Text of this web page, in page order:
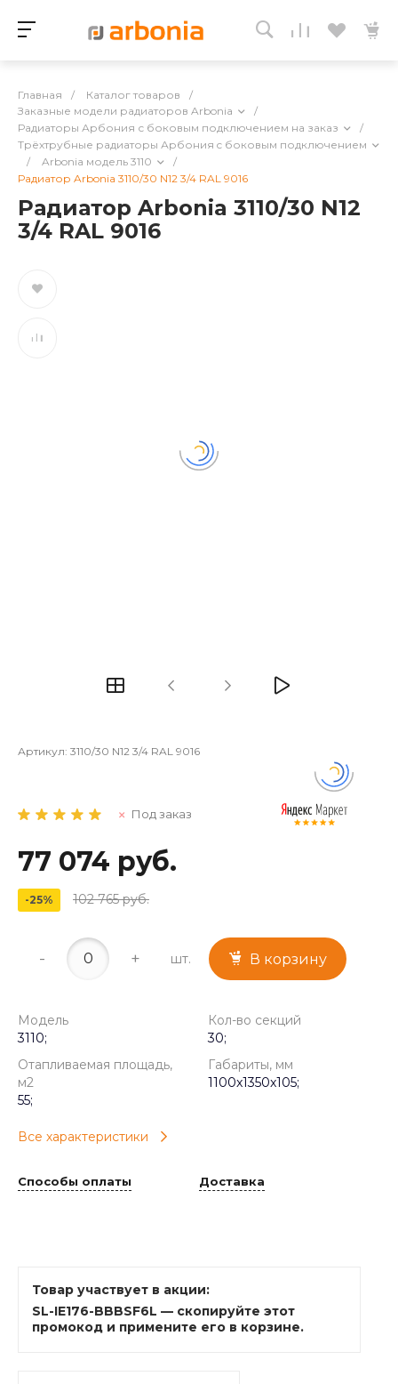
Главная / Каталог товаров
/
Заказные модели радиаторов Arbonia
/
Радиаторы Арбония с боковым подключением на заказ
/
Трёхтрубные радиаторы Арбония c боковым подключением
/
Arbonia модель 3110
/
Радиатор Arbonia 3110/30 N12 3/4 RAL 9016
Радиатор Arbonia 3110/30 N12
3/4 RAL 9016
Артикул: 3110/30 N12 3/4 RAL 9016
Под заказ
77 074 руб.
-25% 102 765 руб.
- + шт. В корзину
Модель
3110;
Кол-во секций
30;
Отапливаемая площадь,
м2
55;
Габариты, мм
1100x1350x105;
Все характеристики
Способы оплаты Доставка
Товар участвует в акции:
SL-IE176-BBBSF6L — скопируйте этот
промокод и примените его в корзине.